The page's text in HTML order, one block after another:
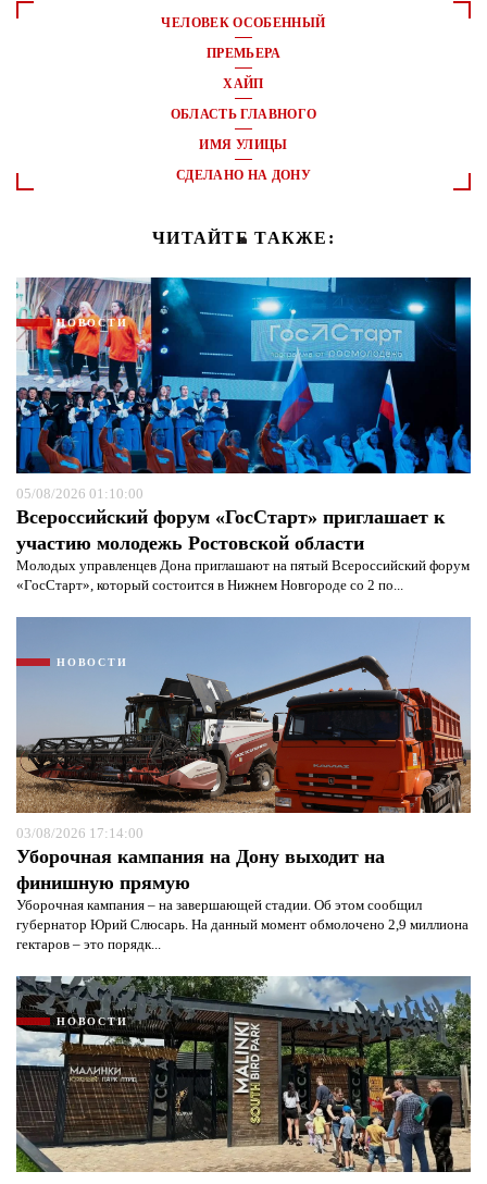
ЧЕЛОВЕК ОСОБЕННЫЙ
ПРЕМЬЕРА
ХАЙП
ОБЛАСТЬ ГЛАВНОГО
ИМЯ УЛИЦЫ
СДЕЛАНО НА ДОНУ
ЧИТАЙТЕ ТАКЖЕ:
НОВОСТИ
05/08/2026 01:10:00
Всероссийский форум «ГосСтарт» приглашает к
участию молодежь Ростовской области
Молодых управленцев Дона приглашают на пятый Всероссийский форум
«ГосСтарт», который состоится в Нижнем Новгороде со 2 по...
НОВОСТИ
03/08/2026 17:14:00
Уборочная кампания на Дону выходит на
финишную прямую
Уборочная кампания – на завершающей стадии. Об этом сообщил
губернатор Юрий Слюсарь. На данный момент обмолочено 2,9 миллиона
гектаров – это порядк...
НОВОСТИ